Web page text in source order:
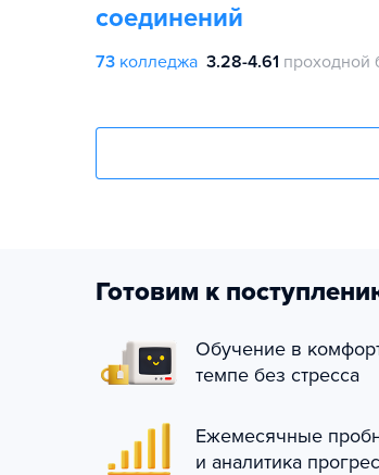
соединений
73 колледжа 3.28-4.61 проходной
Готовим к
Обучение в
темпе без стресса
Ежемесячные
и аналитика